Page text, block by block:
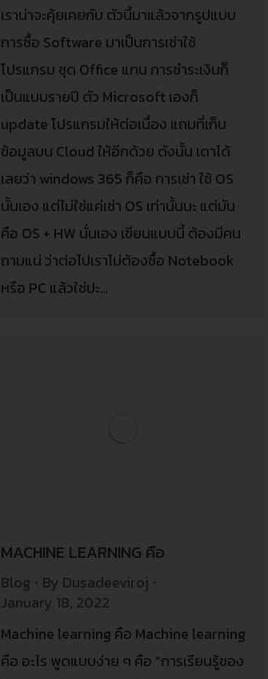
เราน่าจะคุ้ยเคยกับ ตัวนี้มาแล้วจากรูปแบบ
การซื้อ Software มาเป็นการเช่าใช้
โปรแกรม ชุด Office แทน การชำระเงินก็
เป็นแบบรายปี ตัว Microsoft เองก็
update โปรแกรมให้ต่อเนื่อง แถมที่เก็บ
ข้อมูลบน Cloud ให้อีกด้วย ดังนั้น เดาได้
เลยว่า windows 365 ก็คือ การเช่า ใช้ OS
นั้นเอง แต่ไม่ใช่แค่เช่า OS เท่านั้นนะ แต่มัน
คือ OS + HW นั่นเอง เขียนแบบนี้ ต้องมีคน
ถามแน่ ว่าต่อไปเราไม่ต้องซื้อ Notebook
หรือ PC แล้วใช่ปะ…
MACHINE LEARNING คือ
Blog By Dusadeeviroj
January 18, 2022
Machine learning คือ Machine learning
คือ อะไร พูดแบบง่าย ๆ คือ “การเรียนรู้ของ